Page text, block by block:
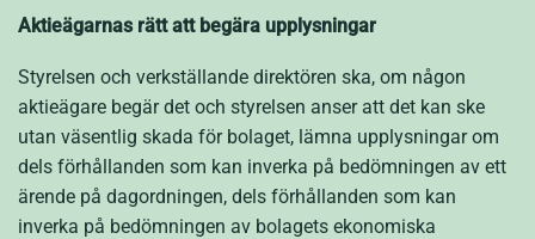
Aktieägarnas rätt att begära upplysningar
Styrelsen och verkställande direktören ska, om någon
aktieägare begär det och styrelsen anser att det kan ske
utan väsentlig skada för bolaget, lämna upplysningar om
dels förhållanden som kan inverka på bedömningen av ett
ärende på dagordningen, dels förhållanden som kan
inverka på bedömningen av bolagets ekonomiska